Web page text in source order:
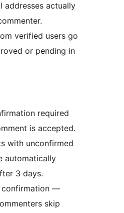
addresses actually
verified users go
or pending in
required
is accepted.
with unconfirmed
automatically
3 days.
confirmation —
skip